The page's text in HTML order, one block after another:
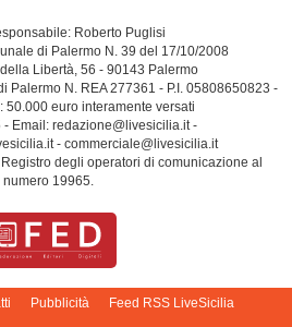
Roberto Puglisi
di Palermo N. 39 del 17/10/2008
Libertà, 56 - 90143 Palermo
Palermo N. REA 277361 - P.I. 05808650823 -
50.000 euro interamente versati
- Email: redazione@livesicilia.it -
- commerciale@livesicilia.it
degli operatori di comunicazione al
numero 19965.
Pubblicità Feed RSS LiveSicilia